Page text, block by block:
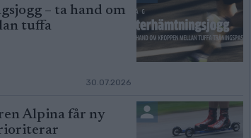
– ta hand om
tuffa
30.07.2026
Alpina får ny